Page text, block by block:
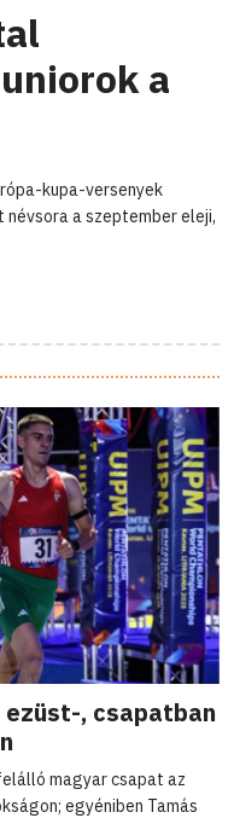
a
kupa-versenyek
a szeptember eleji,
ezüst-, csapatban
magyar csapat az
egyéniben Tamás